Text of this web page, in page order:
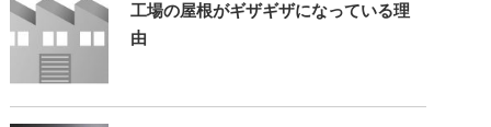
工場の屋根がギザギザになっている理
由